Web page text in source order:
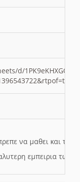
d/
να μαθει και το
εμπειρια